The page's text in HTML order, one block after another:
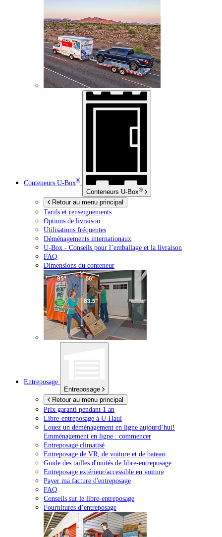
Conteneurs U-Box®
Conteneurs U-Box®
Retour au menu principal
Tarifs et renseignements
Options de livraison
Utilisations fréquentes
Déménagements internationaux
U-Box - Conseils pour l’emballage et la livraison
FAQ
Dimensions du conteneur
Entreposage
Entreposage
Retour au menu principal
Prix garanti pendant 1 an
Libre-entreposage à U-Haul
Louez un déménagement en ligne aujourd’hui!
Emménagement en ligne : commencer
Entreposage climatisé
Entreposage de VR, de voiture et de bateau
Guide des tailles d'unités de libre-entreposage
Entreposage extérieur/accessible en voiture
Payer ma facture d'entreposage
FAQ
Conseils sur le libre-entreposage
Fournitures d’entreposage